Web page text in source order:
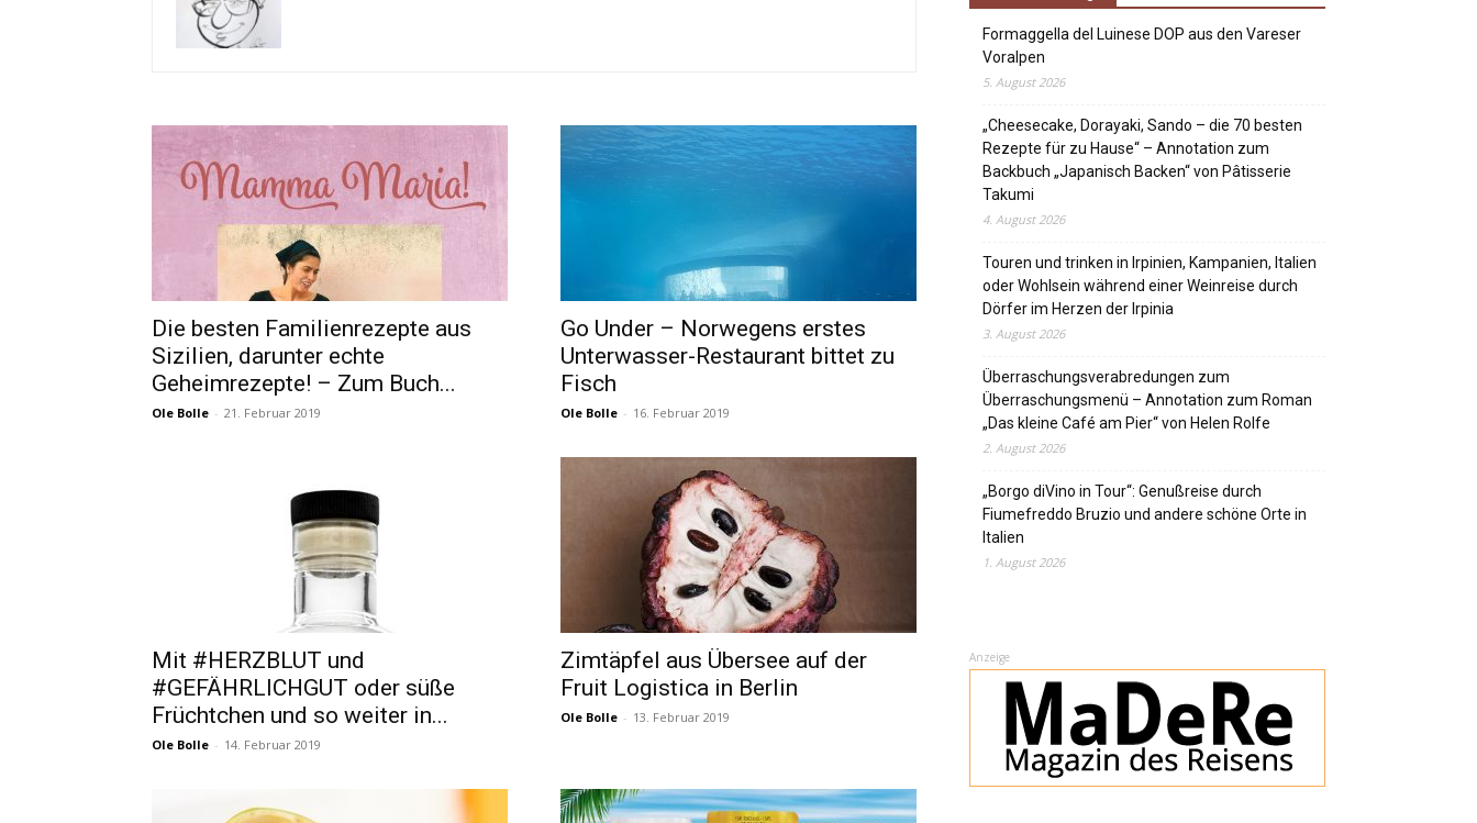
Die besten Familienrezepte aus
Sizilien, darunter echte
Geheimrezepte! – Zum Buch...
Ole Bolle - 21. Februar 2019
Go Under – Norwegens erstes
Unterwasser-Restaurant bittet zu
Fisch
Ole Bolle - 16. Februar 2019
Mit #HERZBLUT und
#GEFÄHRLICHGUT oder süße
Früchtchen und so weiter in...
Ole Bolle - 14. Februar 2019
Zimtäpfel aus Übersee auf der
Fruit Logistica in Berlin
Ole Bolle - 13. Februar 2019
Formaggella del Luinese DOP aus den Vareser
Voralpen
5. August 2026
„Cheesecake, Dorayaki, Sando – die 70 besten
Rezepte für zu Hause“ – Annotation zum
Backbuch „Japanisch Backen“ von Pâtisserie
Takumi
4. August 2026
Touren und trinken in Irpinien, Kampanien, Italien
oder Wohlsein während einer Weinreise durch
Dörfer im Herzen der Irpinia
3. August 2026
Überraschungsverabredungen zum
Überraschungsmenü – Annotation zum Roman
„Das kleine Café am Pier“ von Helen Rolfe
2. August 2026
„Borgo diVino in Tour“: Genußreise durch
Fiumefreddo Bruzio und andere schöne Orte in
Italien
1. August 2026
Anzeige